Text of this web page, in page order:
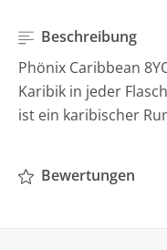
Beschreibung
Phönix Caribbean
Karibik in jeder
ist ein karibischer
Bewertungen